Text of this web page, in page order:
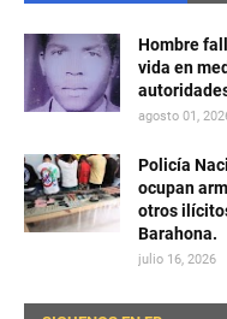
Hombre
vida en
agosto 01,
Policía
ocupan
otros
Barahona.
julio 16, 2026